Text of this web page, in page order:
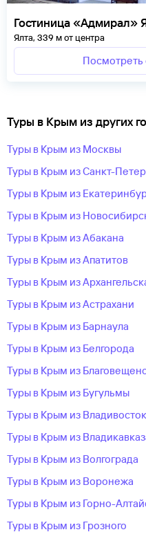
Гостиница «Адмирал»
Ялта, 339 м от центра
Посмотреть
Туры в Крым из других
Туры в Крым из Москвы
Туры в Крым из Санкт-
Туры в Крым из
Туры в Крым из
Туры в Крым из Абакана
Туры в Крым из Апатитов
Туры в Крым из
Туры в Крым из Астрахани
Туры в Крым из Барнаула
Туры в Крым из Белгорода
Туры в Крым из
Туры в Крым из Бугульмы
Туры в Крым из
Туры в Крым из
Туры в Крым из Волгограда
Туры в Крым из Воронежа
Туры в Крым из Горно-
Туры в Крым из Грозного